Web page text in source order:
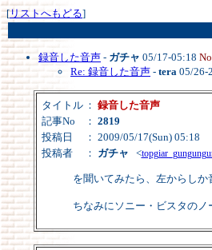
[リストへもどる]
録音した音声 - ガチャ 05/17-05:18
Re: 録音した音声 - tera 05/26-
タイトル ： 録音した音声
記事No
： 2819
投稿日
： 2009/05/17(Sun) 05:18
投稿者
： ガチャ <
を聞いてみたら、左からし
ちなみにソニー・ビスタの